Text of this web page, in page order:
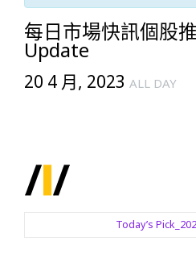
每日市場快訊個股
Update
20 4 月, 2023 ALL DAY
Today’s